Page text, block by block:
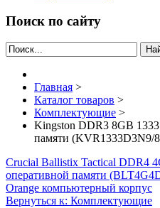
Поиск по сайту
Главная >
Каталог товаров >
Комплектующие >
Kingston DDR3 8GB
памяти (KVR1333D3N9/
Crucial Ballistix Tactical DDR4
оперативной памяти
Orange компьютерный корпус
Вернуться к: Комплектующие